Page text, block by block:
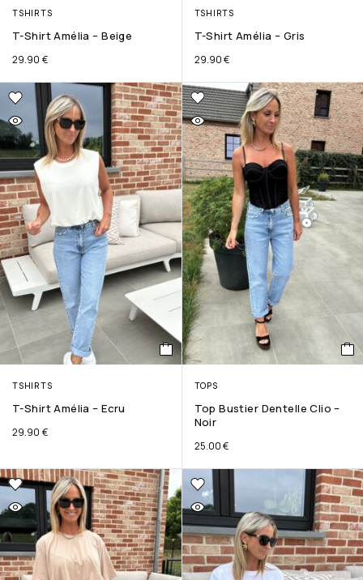
TSHIRTS
T-Shirt Amélia – Beige
29.90 €
TSHIRTS
T-Shirt Amélia – Gris
29.90€
TSHIRTS
T-Shirt Amélia – Ecru
29.90 €
TOPS
Top Bustier Dentelle Clio –
Noir
25.00€